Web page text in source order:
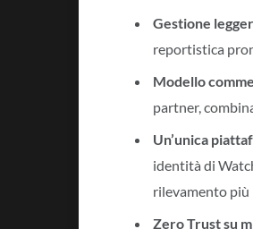
Gestione
reportistica
Modello
partner,
Un’unica
identità di
rilevamento più
Zero Trust su